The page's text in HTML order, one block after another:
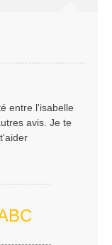
entre l'isabelle
avis. Je te